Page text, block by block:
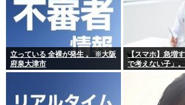
立っている 全裸が発生 。 ※大阪
府泉大津市
【スマホ】急増
で考えない子」
たり前に 「タイ